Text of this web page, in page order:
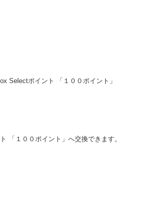
Selectポイント 「１００ポイント」
「１００ポイント」へ交換できます。